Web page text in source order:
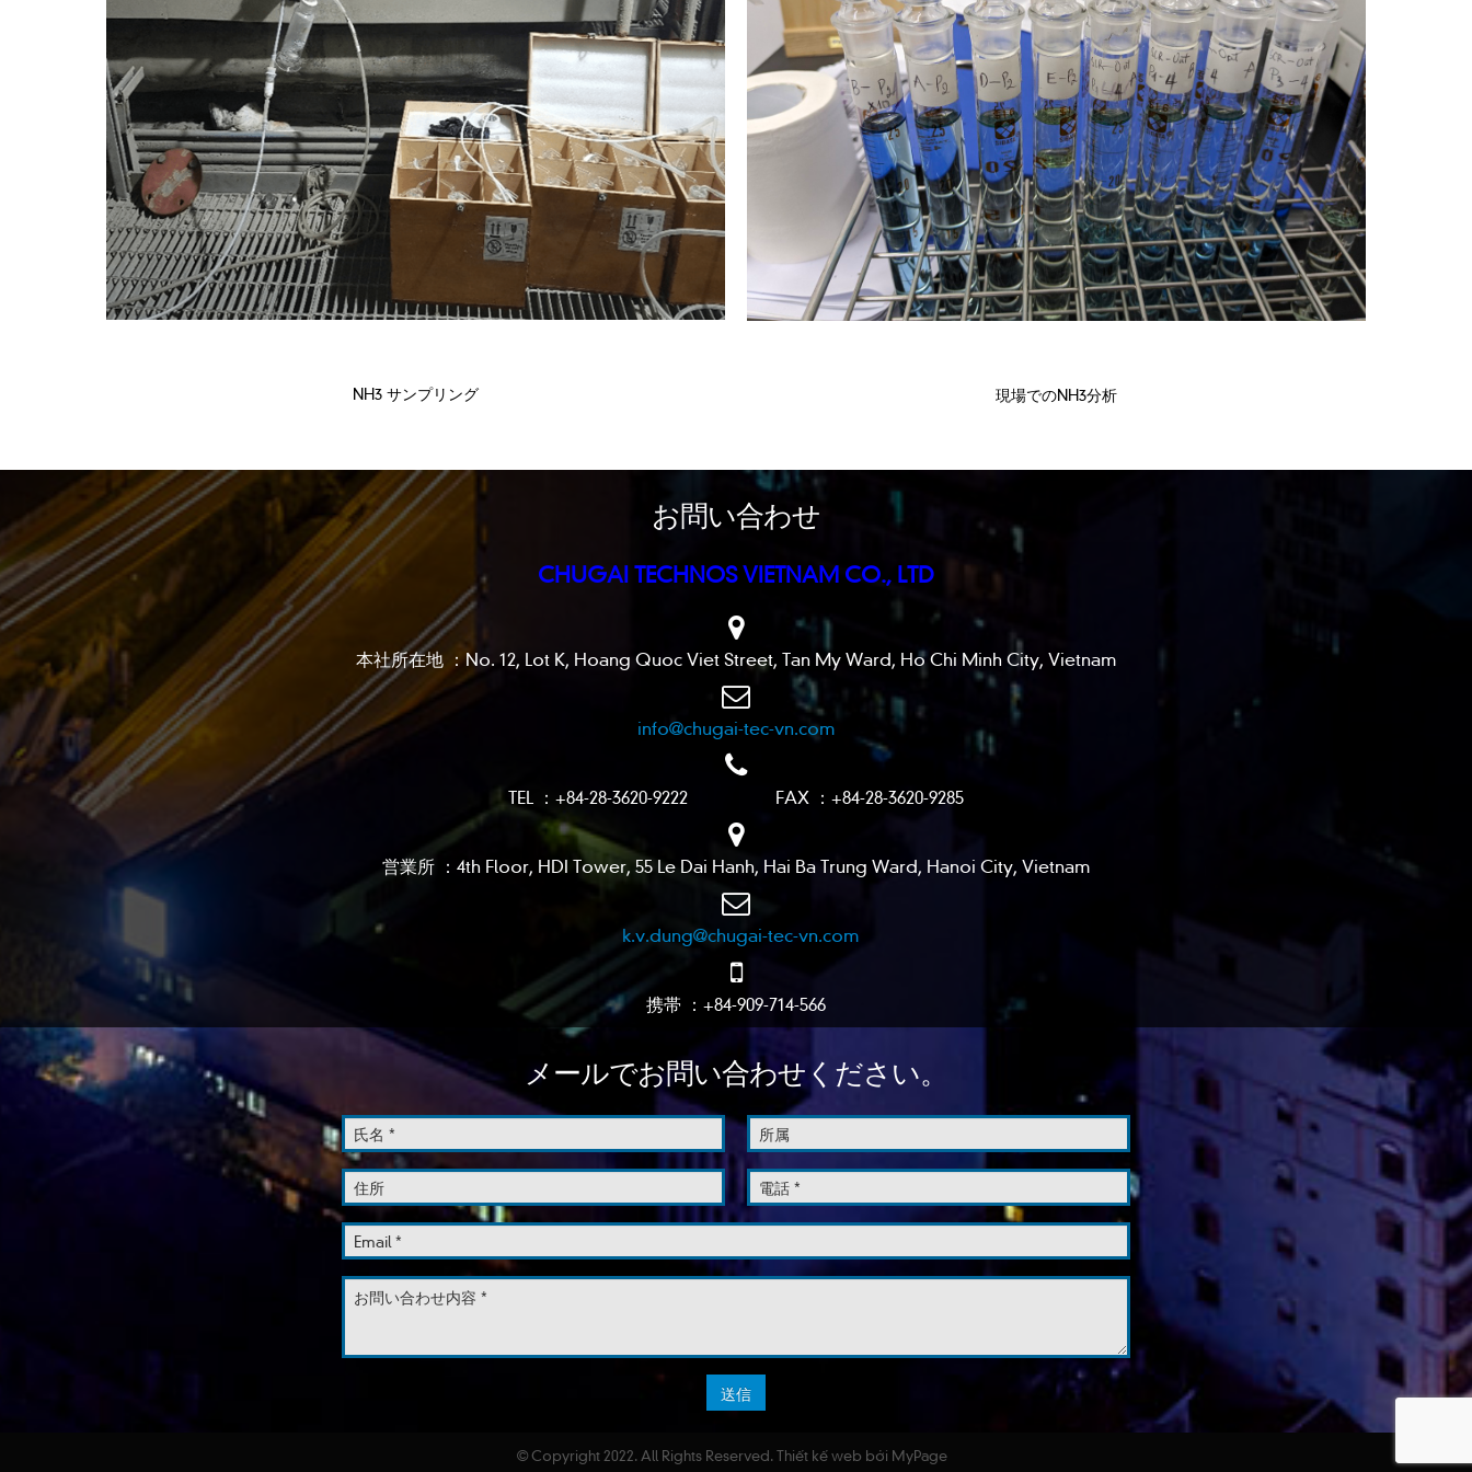
NH3 サンプリング 現場でのNH3分析
お問い合わせ
CHUGAI TECHNOS VIETNAM CO., LTD
本社所在地 ：No. 12, Lot K, Hoang Quoc Viet Street, Tan My Ward, Ho Chi Minh City, Vietnam
info@chugai-tec-vn.com
TEL ：+84-28-3620-9222 FAX ：+84-28-3620-9285
営業所 ：4th Floor, HDI Tower, 55 Le Dai Hanh, Hai Ba Trung Ward, Hanoi City, Vietnam
k.v.dung@chugai-tec-vn.com
携帯 ：+84-909-714-566
メールでお問い合わせください。
© Copyright 2022. All Rights Reserved.Thiết kế web bởi MyPage